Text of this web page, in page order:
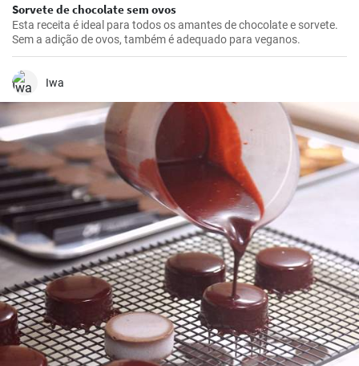
Sorvete de chocolate sem ovos
Esta receita é ideal para todos os amantes de chocolate e sorvete.
Sem a adição de ovos, também é adequado para veganos.
Iwa